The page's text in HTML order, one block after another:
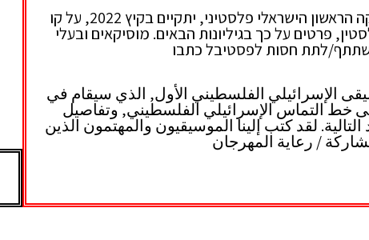
פסטיבל המוסיקה הראשון הישראלי פלסטיני, יתקיים בקיץ 2022, על קו
פרטים על כך בגיליונות הבאים. מוסיקאים ובעלי
לתת חסות לפסטיבל כתבו
الإسرائيلي الفلسطيني الأول, الذي سيقام في
على خط التماس الإسرائيلي الفلسطيني, وتفاصيل
لقد كتب إلينا الموسيقيون والمهتمون الذين
/ رعاية المهرجانpublisher@tipp.co.il